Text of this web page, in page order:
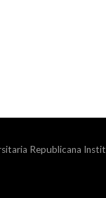
Republicana